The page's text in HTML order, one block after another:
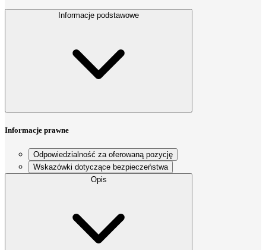
Informacje podstawowe
Informacje prawne
Odpowiedzialność za oferowaną pozycję
Wskazówki dotyczące bezpieczeństwa
Opis